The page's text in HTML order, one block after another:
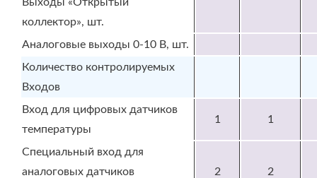
коллектор», шт.
Аналоговые выходы 0-10 В, шт.
Количество контролируемых
Входов
Вход для цифровых датчиков
температуры
1 1
Специальный вход для
аналоговых датчиков
2 2